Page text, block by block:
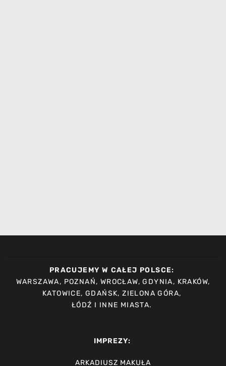
PRACUJEMY W CAŁEJ POLSCE:
WARSZAWA, POZNAŃ, WROCŁAW, GDYNIA, KRAKÓW,
KATOWICE, GDAŃSK, ZIELONA GÓRA,
ŁÓDŹ I INNE MIASTA.
IMPREZY:
ARKADIUSZ MAKUŁA